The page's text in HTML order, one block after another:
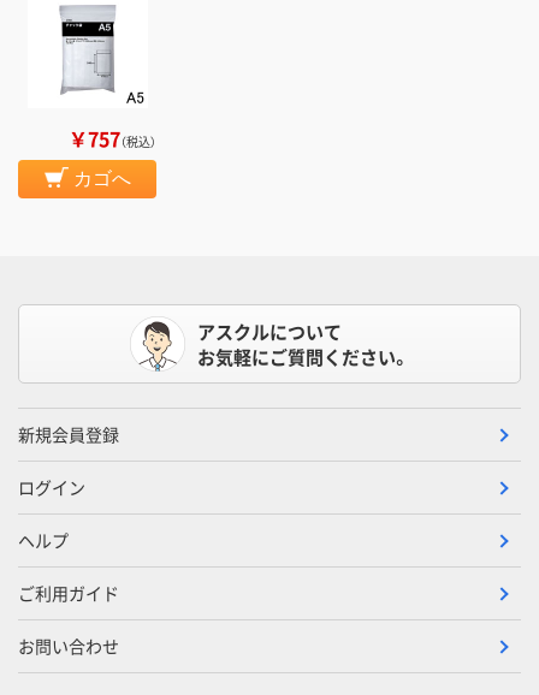
￥757（税込）
カゴへ
アスクルについて
お気軽にご質問ください。
新規会員登録
ログイン
ヘルプ
ご利用ガイド
お問い合わせ